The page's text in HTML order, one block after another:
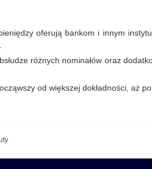
oferują bankom i innym
różnych nominałów oraz
od większej dokładności, aż